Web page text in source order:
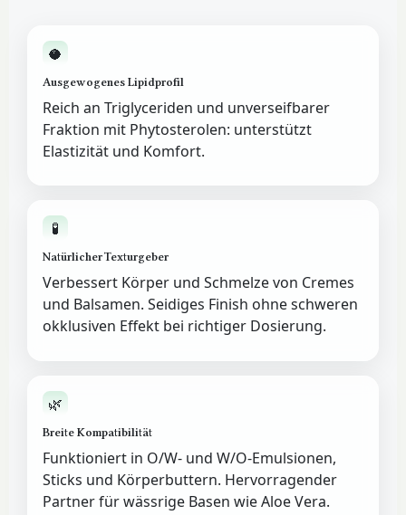
🥥
Ausgewogenes Lipidprofil
Reich an Triglyceriden und unverseifbarer
Fraktion mit Phytosterolen: unterstützt
Elastizität und Komfort.
🧪
Natürlicher Texturgeber
Verbessert Körper und Schmelze von Cremes
und Balsamen. Seidiges Finish ohne schweren
okklusiven Effekt bei richtiger Dosierung.
🌿
Breite Kompatibilität
Funktioniert in O/W- und W/O-Emulsionen,
Sticks und Körperbuttern. Hervorragender
Partner für wässrige Basen wie Aloe Vera.